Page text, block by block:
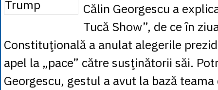
1 RUB = 0.0530
= 0.4526
1 TRY = 0.1141
1 XDR = 5.9383
= 0.2318
Călin Georgescu a
Tucă Show”, de ce în
Constituţională a anulat alegerile
apel la „pace” către susţinătorii săi.
Georgescu, gestul a avut la bază